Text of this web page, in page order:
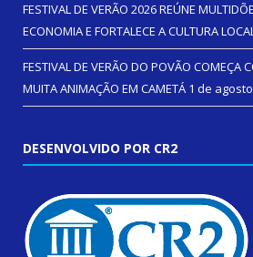
FESTIVAL DE VERÃO 2026 REÚNE
ECONOMIA E FORTALECE A CULTURA
FESTIVAL DE VERÃO DO POVÃO COMEÇA
MUITA ANIMAÇÃO EM CAMETÁ 1 de
DESENVOLVIDO POR CR2